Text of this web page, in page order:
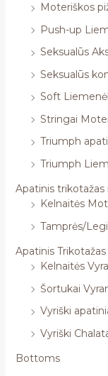
Moteriškos
Push-up
Seksualūs
Seksualūs
Soft
Stringai
Triumph
Triumph
Apatinis trikotažas
Kelnaitės
Tamprės/
Apatinis
Kelnaitės
Šortukai
Vyriški
Vyriški
Bottoms